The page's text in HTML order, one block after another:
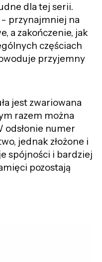
dla tej serii.
- przynajmniej na
a zakończenie, jak
częściach
przyjemny
jest zwariowana
razem można
odsłonie numer
jednak złożone i
spójności i bardziej
pozostają